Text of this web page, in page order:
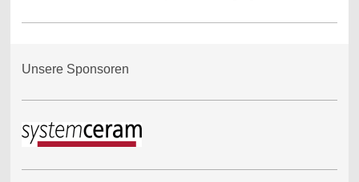
Unsere Sponsoren